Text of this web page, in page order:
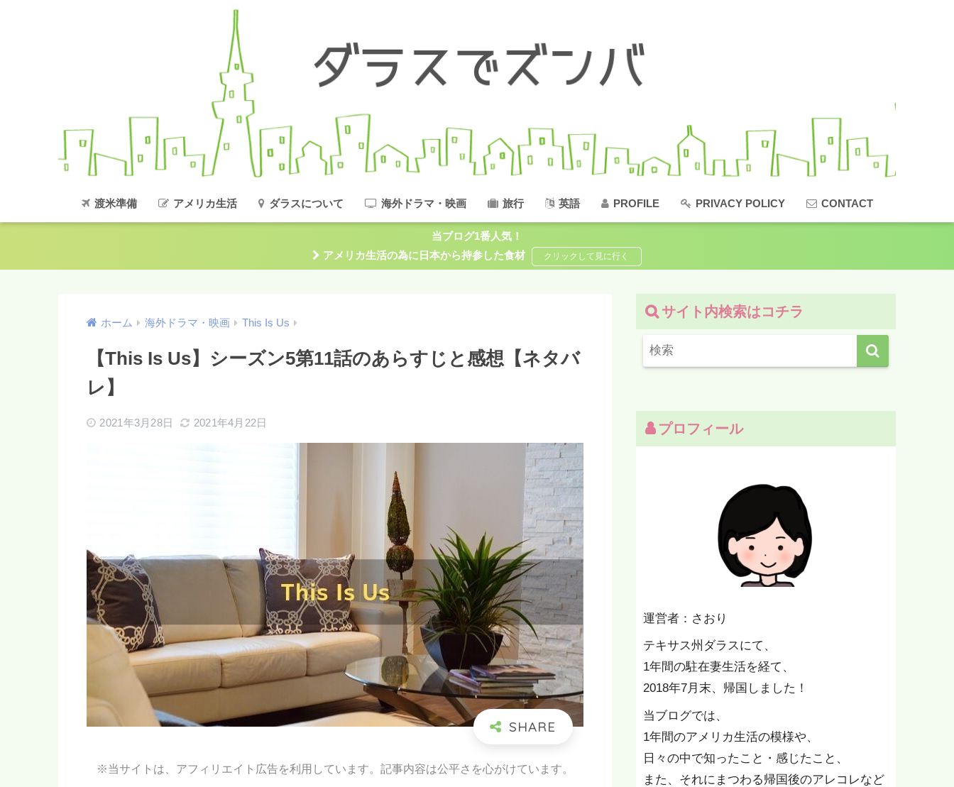
渡米準備 アメリカ生活 ダラスについて 海外ドラマ・映画 旅行 英語 PROFILE PRIVACY POLICY CONTACT
当ブログ1番人気！
アメリカ生活の為に日本から持参した食材
ホーム 海外ドラマ・映画 This Is Us
【This Is Us】シーズン5第11話のあらすじと感想【ネタバ
レ】
2021年3月28日 2021年4月22日
※当サイトは、アフィリエイト広告を利用しています。記事内容は公平さを心がけています。
サイト内検索はコチラ
プロフィール
運営者：さおり
テキサス州ダラスにて、
1年間の駐在妻生活を経て、
2018年7月末、帰国しました！
当ブログでは、
1年間のアメリカ生活の模様や、
日々の中で知ったこと・感じたこと、
また、それにまつわる帰国後のアレコレなど